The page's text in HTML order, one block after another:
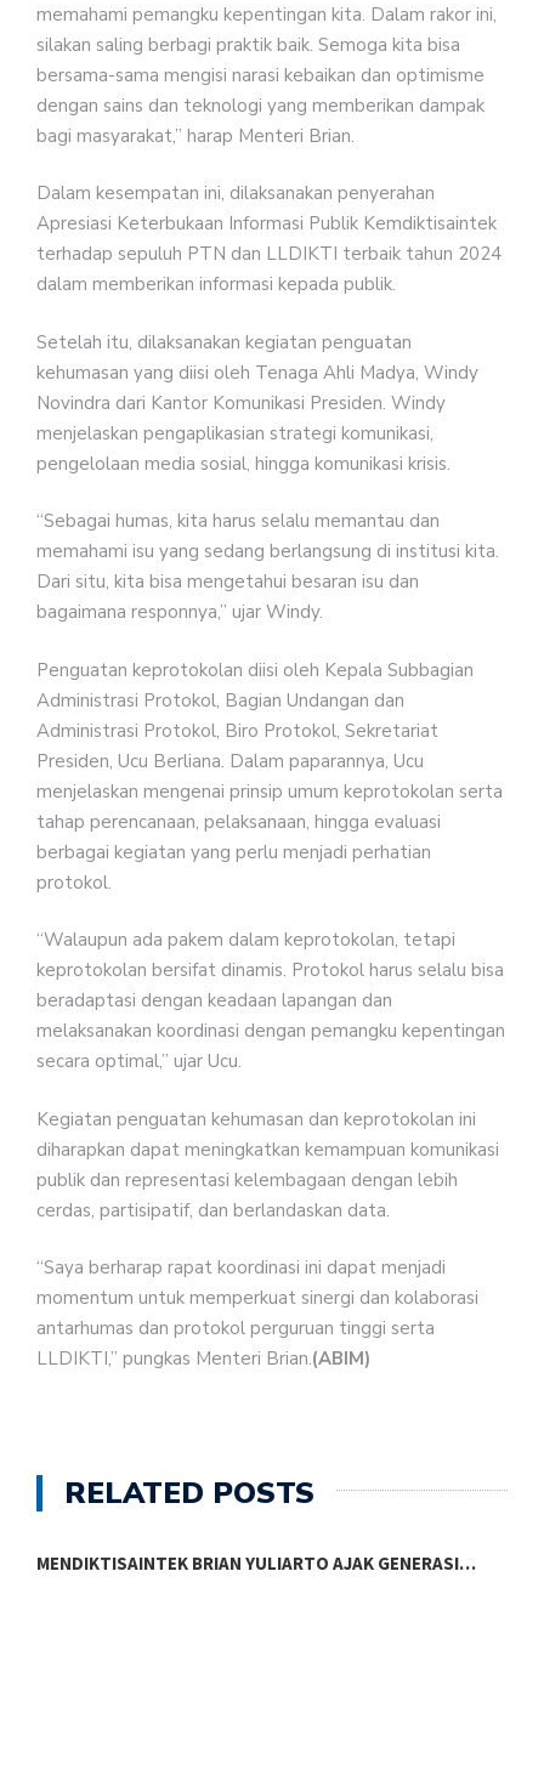
memahami pemangku kepentingan kita. Dalam rakor ini,
silakan saling berbagi praktik baik. Semoga kita bisa
bersama-sama mengisi narasi kebaikan dan optimisme
dengan sains dan teknologi yang memberikan dampak
bagi masyarakat,” harap Menteri Brian.
Dalam kesempatan ini, dilaksanakan penyerahan
Apresiasi Keterbukaan Informasi Publik Kemdiktisaintek
terhadap sepuluh PTN dan LLDIKTI terbaik tahun 2024
dalam memberikan informasi kepada publik.
Setelah itu, dilaksanakan kegiatan penguatan
kehumasan yang diisi oleh Tenaga Ahli Madya, Windy
Novindra dari Kantor Komunikasi Presiden. Windy
menjelaskan pengaplikasian strategi komunikasi,
pengelolaan media sosial, hingga komunikasi krisis.
“Sebagai humas, kita harus selalu memantau dan
memahami isu yang sedang berlangsung di institusi kita.
Dari situ, kita bisa mengetahui besaran isu dan
bagaimana responnya,” ujar Windy.
Penguatan keprotokolan diisi oleh Kepala Subbagian
Administrasi Protokol, Bagian Undangan dan
Administrasi Protokol, Biro Protokol, Sekretariat
Presiden, Ucu Berliana. Dalam paparannya, Ucu
menjelaskan mengenai prinsip umum keprotokolan serta
tahap perencanaan, pelaksanaan, hingga evaluasi
berbagai kegiatan yang perlu menjadi perhatian
protokol.
“Walaupun ada pakem dalam keprotokolan, tetapi
keprotokolan bersifat dinamis. Protokol harus selalu bisa
beradaptasi dengan keadaan lapangan dan
melaksanakan koordinasi dengan pemangku kepentingan
secara optimal,” ujar Ucu.
Kegiatan penguatan kehumasan dan keprotokolan ini
diharapkan dapat meningkatkan kemampuan komunikasi
publik dan representasi kelembagaan dengan lebih
cerdas, partisipatif, dan berlandaskan data.
“Saya berharap rapat koordinasi ini dapat menjadi
momentum untuk memperkuat sinergi dan kolaborasi
antarhumas dan protokol perguruan tinggi serta
LLDIKTI,” pungkas Menteri Brian.(ABIM)
RELATED POSTS
MENDIKTISAINTEK BRIAN YULIARTO AJAK GENERASI…